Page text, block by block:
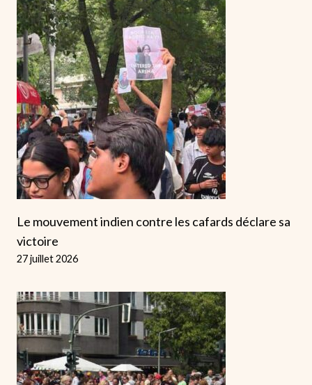
Le mouvement indien contre les cafards déclare sa
victoire
27 juillet 2026